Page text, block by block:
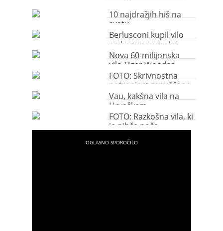
10 najdražjih hiš na
svetu
Berlusconi kupil vilo
na beguncev polni
Lampedusi
Nova 60-milijonska
vila Tiger Woodsa
FOTO: Skrivnostna
notranjost zapuščene
japonske vile
Vau, kakšna vila na
Hrvaškem
FOTO: Razkošna vila, ki
je nihče noče